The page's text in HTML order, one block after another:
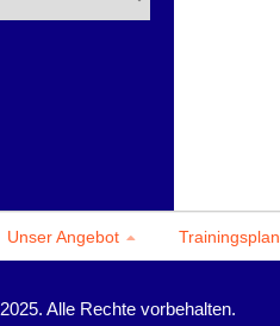
Unser Angebot Trainingsplan
2025. Alle Rechte vorbehalten.